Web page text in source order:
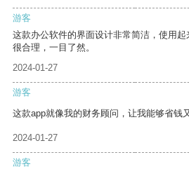
游客
这款办公软件的界面设计非常简洁，使用
很合理，一目了然。
2024-01-27
游客
这款app就像我的财务顾问，让我能够省钱
2024-01-27
游客